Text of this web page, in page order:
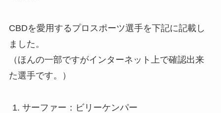
CBDを愛用するプロスポーツ選手を下記に記載し
ました。
（ほんの一部ですがインターネット上で確認出来
た選手です。）
サーファー：ビリーケンパー